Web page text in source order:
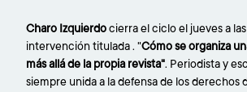
Charo Izquierdocierra el ciclo el jueves a
intervención titulada . "Cómo se organiza
más allá de la propia revista". Periodista y
siempre unida a la defensa de los derechos